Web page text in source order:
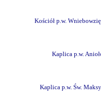
Kościół p.w.
Kaplica p.w.
Kaplica p.w. Św.